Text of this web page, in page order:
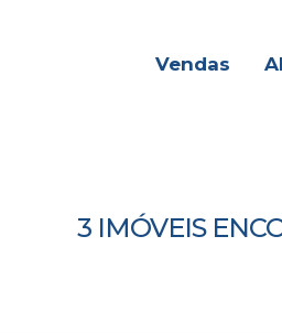
Vendas
3 IMÓVEIS